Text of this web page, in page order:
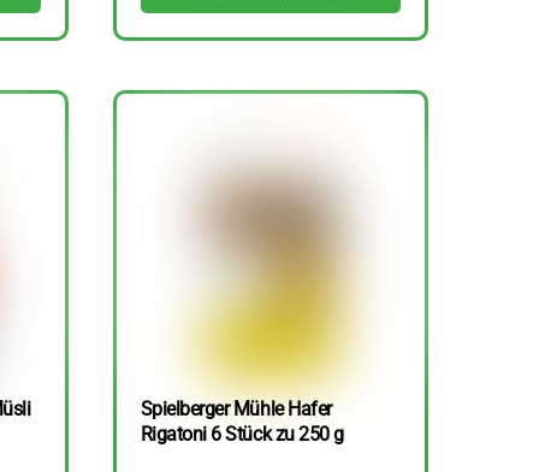
Spielberger Mühle Hafer
Rigatoni 6 Stück zu 250 g